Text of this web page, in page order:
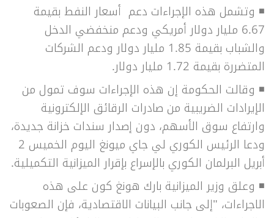
◾ وتشمل هذه الإجراءات دعم أسعار النفط بقيمة
6.67 مليار دولار أمريكي ودعم منخفضي الدخل
والشباب بقيمة 1.85 مليار دولار ودعم الشركات
المتضررة بقيمة 1.72 مليار دولار.
◾ وقالت الحكومة إن هذه الإجراءات سوف تمول من
الإيرادات الضريبية من صادرات الرقائق الإلكترونية
وارتفاع سوق الأسهم، دون إصدار سندات خزانة جديدة،
ودعا الرئيس الكوري لي جاي ميونغ اليوم الخميس 2
أبريل البرلمان الكوري بالإسراع بإقرار الميزانية التكميلية.
◾ وعلق وزير الميزانية بارك هونغ كون على هذه
الاجراءات، "إلى جانب البيانات الاقتصادية، فإن الصعوبات